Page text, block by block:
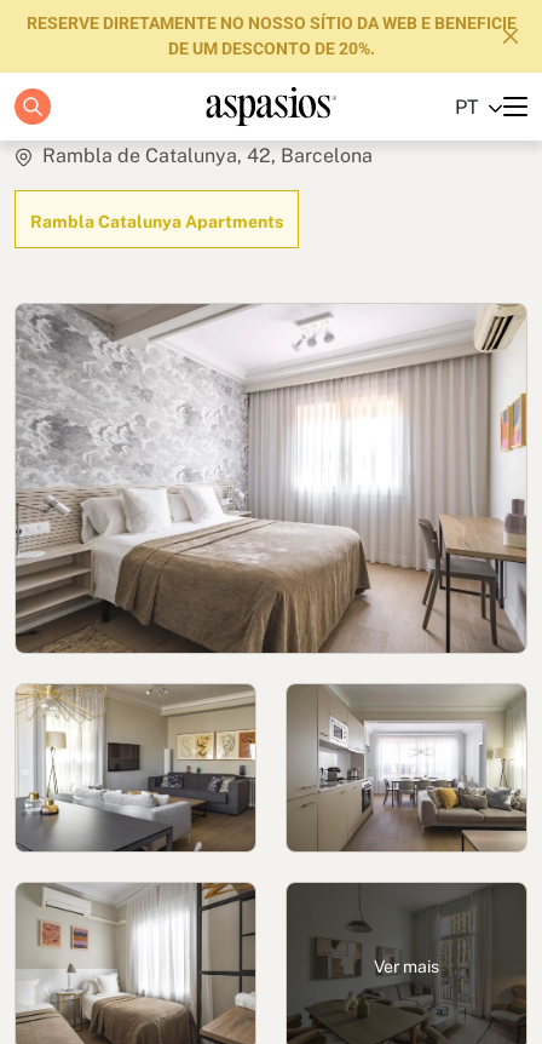
RESERVE DIRETAMENTE NO NOSSO SÍTIO DA WEB E BENEFICIE
DE UM DESCONTO DE 20%.
PT
Apartamentos
Boutique Hotels
Luxury Brand
Sobre nós
Blog
Investidores
FAQs
Contacte-nos
Política de cookies Política de privacidade
Política de Privacidade nas Redes Sociais Aviso Legal
Termos e condições Canal de denúncias
Livro de Reclamações para Porto
© 2026Aspasios | Todos os direitos reservados
Elegant
Rambla de Catalunya, 42, Barcelona
Rambla Catalunya Apartments
Ver mais